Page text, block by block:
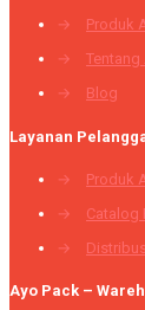
→
Produk
→
Tentang
→
Blog
Layanan
→
Produk
→
Catalog
→
Ayo Pack –